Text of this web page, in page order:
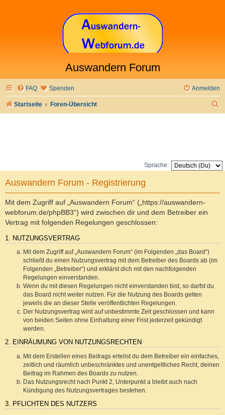
Auswandern Forum
FAQ Spenden Anmelden
Startseite Foren-Übersicht
Sprache:
Auswandern Forum - Registrierung
Mit dem Zugriff auf „Auswandern Forum“ („https://auswandern-
webforum.de/phpBB3“) wird zwischen dir und dem Betreiber ein
Vertrag mit folgenden Regelungen geschlossen:
1. NUTZUNGSVERTRAG
Mit dem Zugriff auf „Auswandern Forum“ (im Folgenden „das Board“)
schließt du einen Nutzungsvertrag mit dem Betreiber des Boards ab (im
Folgenden „Betreiber“) und erklärst dich mit den nachfolgenden
Regelungen einverstanden.
Wenn du mit diesen Regelungen nicht einverstanden bist, so darfst du
das Board nicht weiter nutzen. Für die Nutzung des Boards gelten
jeweils die an dieser Stelle veröffentlichten Regelungen.
Der Nutzungsvertrag wird auf unbestimmte Zeit geschlossen und kann
von beiden Seiten ohne Einhaltung einer Frist jederzeit gekündigt
werden.
2. EINRÄUMUNG VON NUTZUNGSRECHTEN
Mit dem Erstellen eines Beitrags erteilst du dem Betreiber ein einfaches,
zeitlich und räumlich unbeschränktes und unentgeltliches Recht, deinen
Beitrag im Rahmen des Boards zu nutzen.
Das Nutzungsrecht nach Punkt 2, Unterpunkt a bleibt auch nach
Kündigung des Nutzungsvertrages bestehen.
3. PFLICHTEN DES NUTZERS